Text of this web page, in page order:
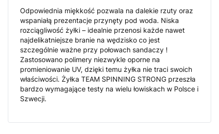
Odpowiednia miękkość pozwala na dalekie rzuty oraz
wspaniałą prezentacje przynęty pod woda. Niska
rozciągliwość żyłki – idealnie przenosi każde nawet
najdelikatniejsze branie na wędzisko co jest
szczególnie ważne przy połowach sandaczy !
Zastosowano polimery niezwykle oporne na
promieniowanie UV, dzięki temu żyłka nie traci swoich
właściwości. Żyłka TEAM SPINNING STRONG przeszła
bardzo wymagające testy na wielu łowiskach w Polsce i
Szwecji.